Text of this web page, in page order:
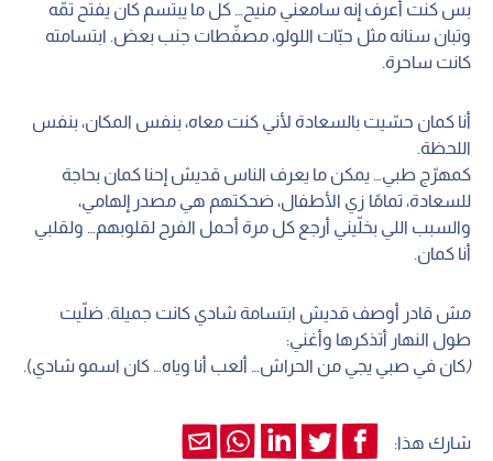
بس كنت أعرف إنه سامعني منيح… كل ما يبتسم كان يفتح تمّه
وتبان سنانه مثل حبّات اللولو، مصفّطات جنب بعض. ابتسامته
كانت ساحرة.
أنا كمان حسّيت بالسعادة لأني كنت معاه، بنفس المكان، بنفس
اللحظة.
كمهرّج طبي… يمكن ما يعرف الناس قديش إحنا كمان بحاجة
للسعادة، تمامًا زي الأطفال، ضحكتهم هي مصدر إلهامي،
والسبب اللي بخلّيني أرجع كل مرة أحمل الفرح لقلوبهم… ولقلبي
أنا كمان.
مش قادر أوصف قديش ابتسامة شادي كانت جميلة. ضلّيت
طول النهار أتذكرها وأغني:
(كان في صبي يجي من الحراش… ألعب أنا وياه… كان اسمو شادي).
شارك هذا: